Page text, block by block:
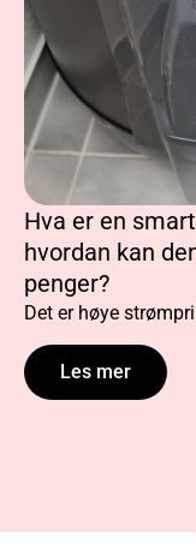
Hva er en
hvordan kan
penger?
Det er høye
Les mer